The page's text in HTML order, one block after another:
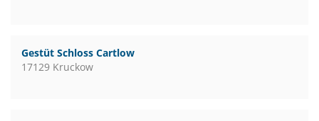
Gestüt Schloss Cartlow
17129 Kruckow